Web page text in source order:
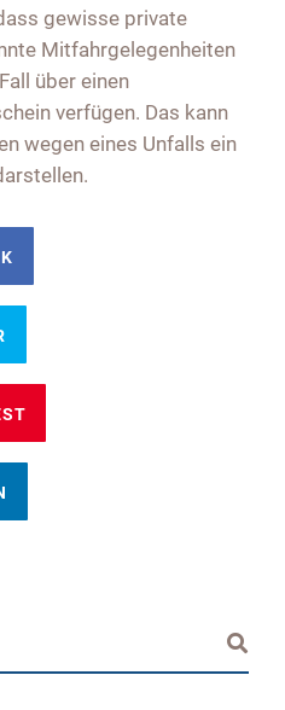
gewisse private
Mitfahrgelegenheiten
über einen
verfügen. Das kann
wegen eines Unfalls ein